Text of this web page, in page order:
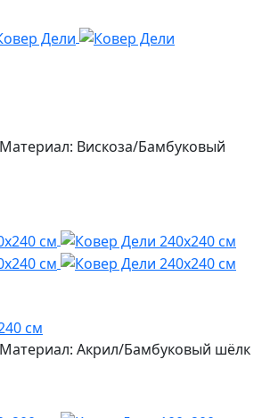
Материал: Вискоза/Бамбуковый
см
Материал: Акрил/Бамбуковый шёлк